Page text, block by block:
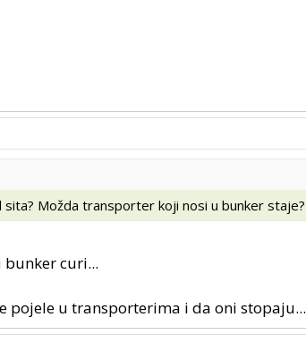
Možda transporter koji nosi u bunker staje?
curi...
pojele u transporterima i da oni stopaju...